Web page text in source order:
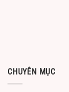
CHUYÊN MỤC